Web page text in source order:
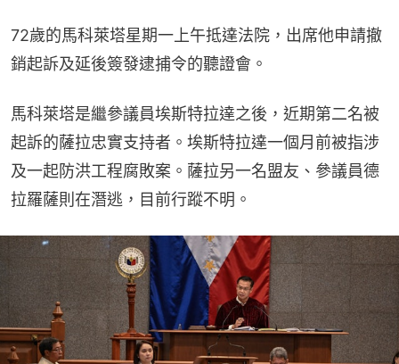
72歲的馬科萊塔星期一上午抵達法院，出席他申請撤
銷起訴及延後簽發逮捕令的聽證會。
馬科萊塔是繼參議員埃斯特拉達之後，近期第二名被
起訴的薩拉忠實支持者。埃斯特拉達一個月前被指涉
及一起防洪工程腐敗案。薩拉另一名盟友、參議員德
拉羅薩則在潛逃，目前行蹤不明。